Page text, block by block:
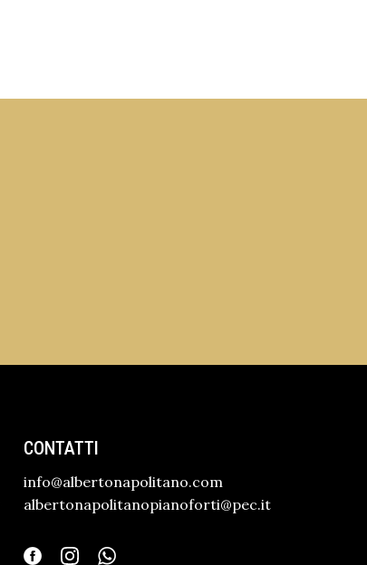
CONTATTI
info@albertonapolitano.com
albertonapolitanopianoforti@pec.it